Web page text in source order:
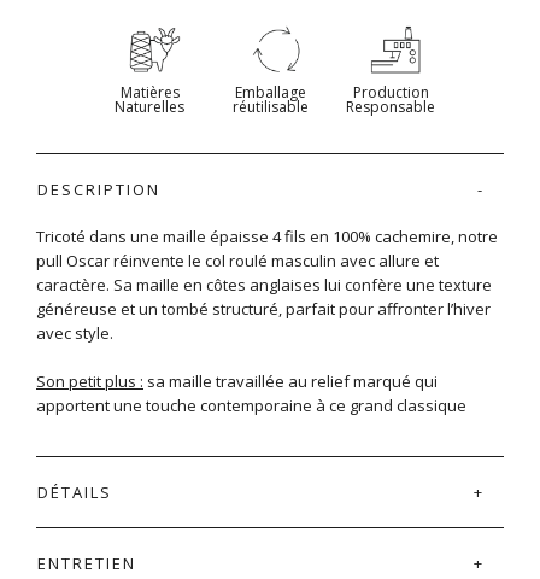
Matières
Naturelles
Emballage
réutilisable
Production
Responsable
DESCRIPTION
Tricoté dans une maille épaisse 4 fils en 100% cachemire, notre
pull Oscar réinvente le col roulé masculin avec allure et
caractère. Sa maille en côtes anglaises lui confère une texture
généreuse et un tombé structuré, parfait pour affronter l’hiver
avec style.
Son petit plus : sa maille travaillée au relief marqué qui
apportent une touche contemporaine à ce grand classique
DÉTAILS
ENTRETIEN